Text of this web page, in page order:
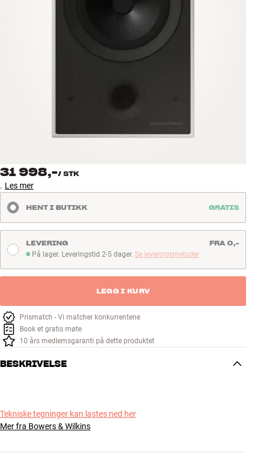
Kundeservice
Logg inn
Bygg med lyd
31 998,-/ STK
. Les mer
HENT I BUTIKK GRATIS
På lager. Leveringstid 2-5 dager
På lager. Leveringstid 2-5 dager. Se leveringsmetoder
LEVERING FRA 0,-
LEGG I KURV
Prismatch - Vi matcher konkurrentene
Book et gratis møte
10 års medlemsgaranti på dette produktet
BESKRIVELSE
Tekniske tegninger kan lastes ned her
Mer fra Bowers & Wilkins